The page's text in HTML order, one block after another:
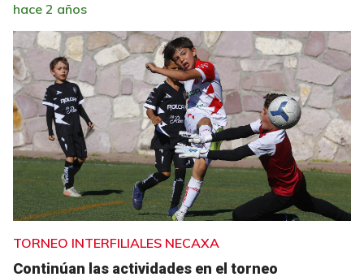
hace 2 años
TORNEO INTERFILIALES NECAXA
Continúan las actividades en el torneo